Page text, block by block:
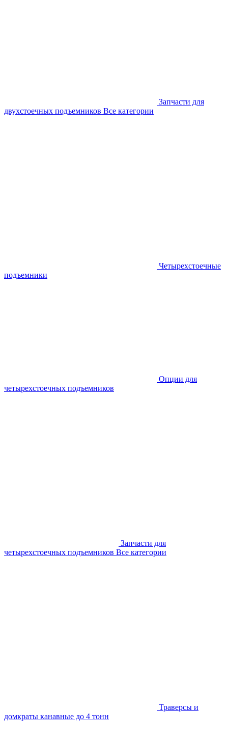
Запчасти для
двухстоечных подъемников Все категории
Четырехстоечные
подъемники
Опции для
четырехстоечных подъемников
Запчасти для
четырехстоечных подъемников Все категории
Траверсы и
домкраты канавные до 4 тонн